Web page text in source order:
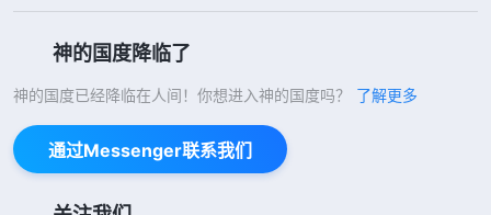
神的国度降临了
神的国度已经降临在人间！你想进入神的国度吗？ 了解更多
通过Messenger联系我们